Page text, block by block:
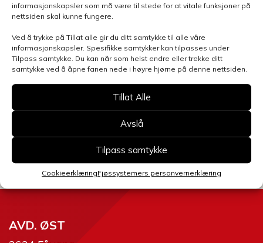
informasjonskapsler som må være til stede for at vitale funksjoner på
nettsiden skal kunne fungere.
Ved å trykke på Tillat alle gir du ditt samtykke til alle våre
informasjonskapsler. Spesifikke samtykker kan tilpasses under
Tilpass samtykke. Du kan når som helst endre eller trekke ditt
samtykke ved å åpne fanen nede i høyre hjørne på denne nettsiden.
Tillat Alle
Avslå
Tilpass samtykke
CookieerklæringFjøssystemers personvernerklæring
Henvendelsen gjelder
Velg avdeling
Send skjema
AVD. ØST